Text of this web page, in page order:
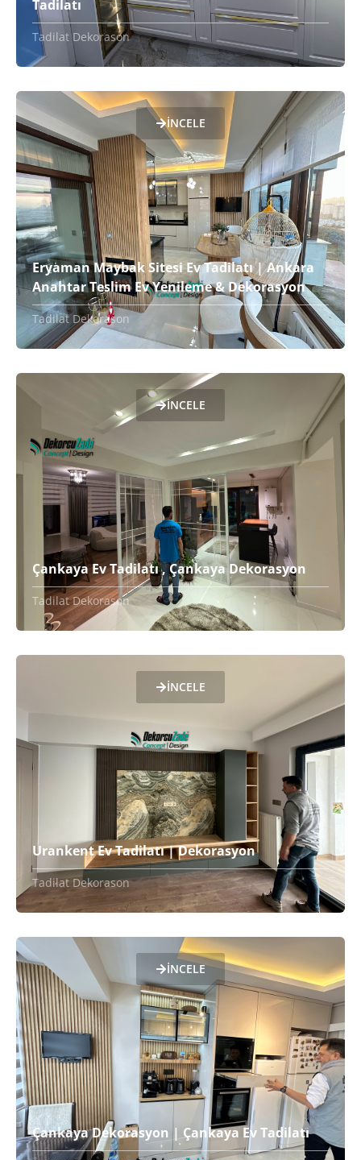
Tadilatı
Tadilat Dekorason
İNCELE
Eryaman Maybak Sitesi Ev Tadilatı | Ankara
Anahtar Teslim Ev Yenileme & Dekorasyon
Tadilat Dekorason
İNCELE
Çankaya Ev Tadilatı , Çankaya Dekorasyon
Tadilat Dekorason
İNCELE
Urankent Ev Tadilatı | Dekorasyon
Tadilat Dekorason
İNCELE
Çankaya Dekorasyon | Çankaya Ev Tadilatı